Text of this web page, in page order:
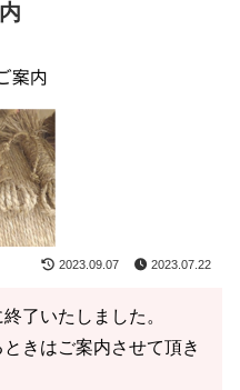
2023.09.07 2023.07.22
了いたしました。
きはご案内させて頂き